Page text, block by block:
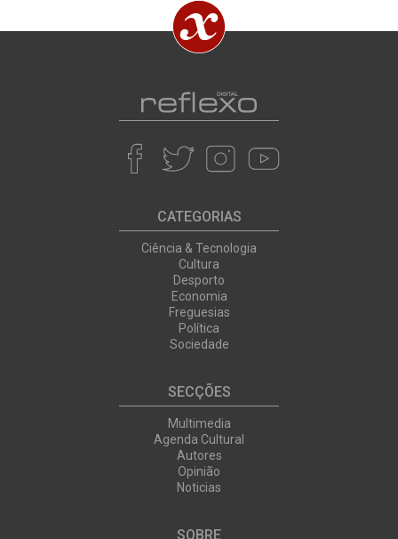
CATEGORIAS
Ciência & Tecnologia
Cultura
Desporto
Economia
Freguesias
Política
Sociedade
SECÇÕES
Multimedia
Agenda Cultural
Autores
Opinião
Noticias
SOBRE